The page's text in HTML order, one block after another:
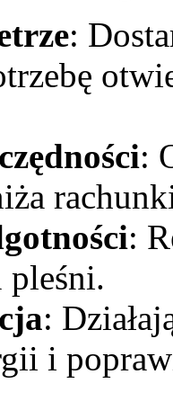
:
:
:
pleśni.
:
i